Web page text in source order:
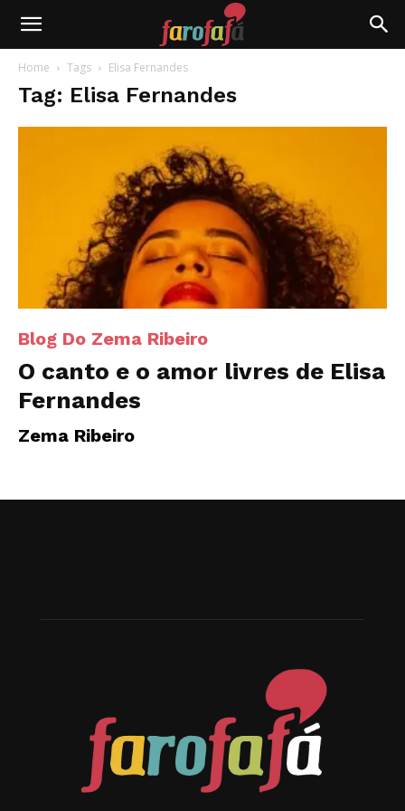
Farofafá
Home Tags Elisa Fernandes
Tag: Elisa Fernandes
Blog Do Zema Ribeiro
O canto e o amor livres de Elisa
Fernandes
Zema Ribeiro